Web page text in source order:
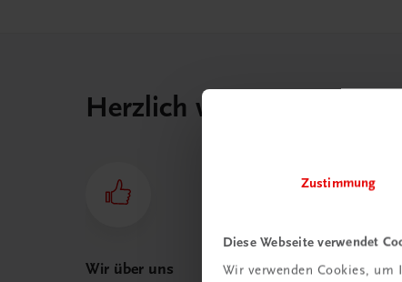
Zustimmung
Diese Webseite verwendet
Wir verwenden Cookies,
Herzlich willkommen bei
Wir über uns